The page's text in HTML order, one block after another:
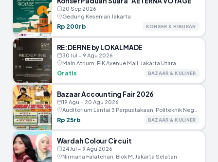
20 Sep 2026
Gedung Kesenian Jakarta
Rp 200rb KONSER & HIBURAN
RE:DEFINE by LOKALMADE
30 Jul – 9 Agu 2026
Main Atrium, PIK Avenue Mall, Jakarta Utara
Gratis BAZAAR & KULINER
Bazaar Accounting Fair 2026
19 Agu – 20 Agu 2026
Rp 25rb BAZAAR & KULINER
Wardah Colour Circuit
24 Jul – 9 Agu 2026
Nirmana Falatehan, Blok M, Jakarta Selatan